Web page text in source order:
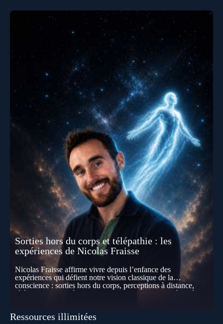
Sorties hors du corps et télépathie : les
expériences de Nicolas Fraisse
Nicolas Fraisse affirme vivre depuis l’enfance des
expériences qui défient notre vision classique de la
conscience : sorties hors du corps, perceptions à distance,
télépathie spontanée… Comment accueillir ces phénomènes
les pensées d’autrui ? Que deviennent l’espace, le temps… et
Ressources illimitées